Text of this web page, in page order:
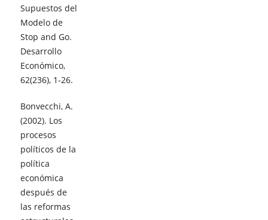
Supuestos del
Modelo de
Stop and Go.
Desarrollo
Económico,
62(236), 1-26.
Bonvecchi, A.
(2002). Los
procesos
políticos de la
política
económica
después de
las reformas